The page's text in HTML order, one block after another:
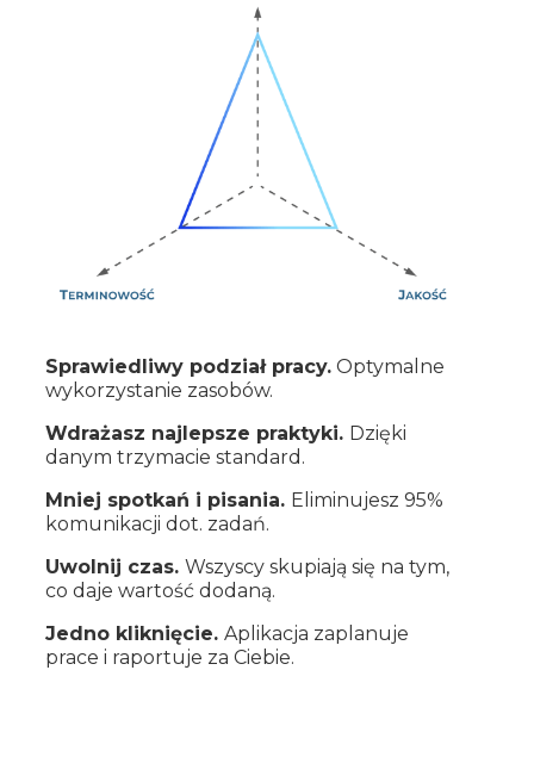
Sprawiedliwy podział pracy. Optymalne
wykorzystanie zasobów.
Wdrażasz najlepsze praktyki. Dzięki
danym trzymacie standard.
Mniej spotkań i pisania. Eliminujesz 95%
komunikacji dot. zadań.
Uwolnij czas. Wszyscy skupiają się na tym,
co daje wartość dodaną.
Jedno kliknięcie. Aplikacja zaplanuje
prace i raportuje za Ciebie.